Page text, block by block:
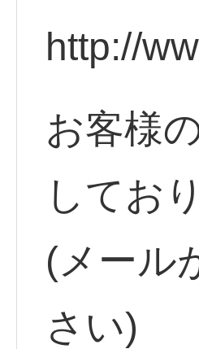
http://
お客様
してお
(メール
さい)